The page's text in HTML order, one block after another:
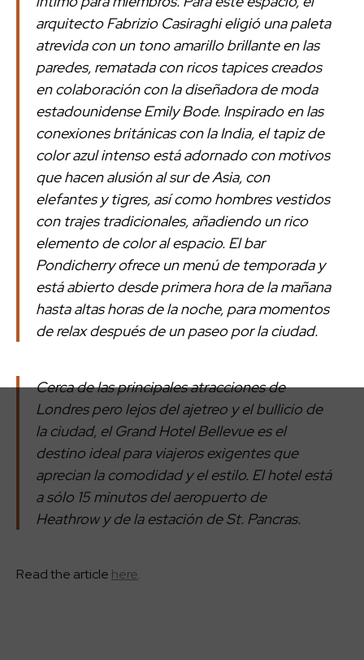
arquitecto Fabrizio Casiraghi eligió una paleta
atrevida con un tono amarillo brillante en las
paredes, rematada con ricos tapices creados
en colaboración con la diseñadora de moda
estadounidense Emily Bode. Inspirado en las
conexiones británicas con la India, el tapiz de
color azul intenso está adornado con motivos
que hacen alusión al sur de Asia, con
elefantes y tigres, así como hombres vestidos
con trajes tradicionales, añadiendo un rico
elemento de color al espacio. El bar
Pondicherry ofrece un menú de temporada y
está abierto desde primera hora de la mañana
hasta altas horas de la noche, para momentos
de relax después de un paseo por la ciudad.
Cerca de las principales atracciones de
Londres pero lejos del ajetreo y el bullicio de
la ciudad, el Grand Hotel Bellevue es el
destino ideal para viajeros exigentes que
aprecian la comodidad y el estilo. El hotel está
a sólo 15 minutos del aeropuerto de
Heathrow y de la estación de St. Pancras.
Read the article here.